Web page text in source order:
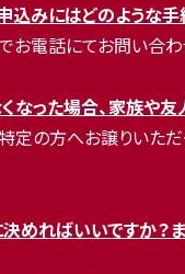
込みにはどのような
お電話にてお問い合わ
なった場合、家族や
の方へお譲りいた
ればいいですか